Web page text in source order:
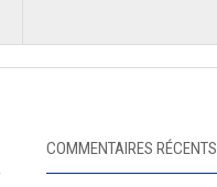
COMMENTAIRES RÉCENTS